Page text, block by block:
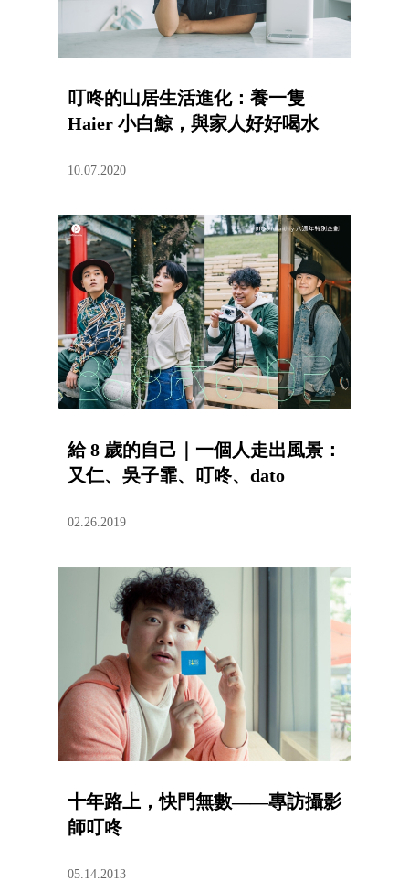
叮咚的山居生活進化：養一隻
Haier 小白鯨，與家人好好喝水
10.07.2020
給 8 歲的自己｜一個人走出風景：
又仁、吳子霏、叮咚、dato
02.26.2019
十年路上，快門無數——專訪攝影
師叮咚
05.14.2013